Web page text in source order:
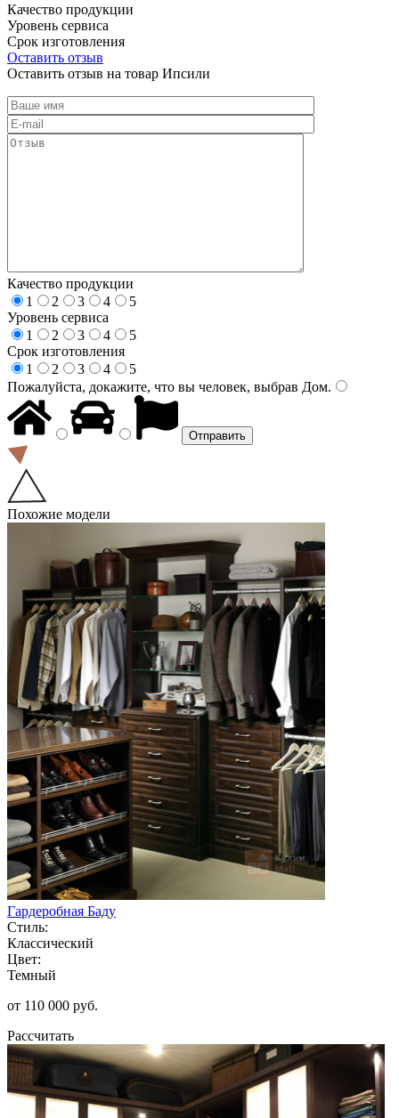
Качество продукции
Уровень сервиса
Срок изготовления
Оставить отзыв
Оставить отзыв на товар Ипсили
Качество продукции
1
2 3 4
5
Уровень сервиса
1
2 3 4
5
Срок изготовления
1
2 3 4
5
Пожалуйста, докажите, что вы человек, выбрав Дом.
Похожие модели
Гардеробная Баду
Стиль:
Классический
Цвет:
Темный
от 110 000 руб.
Рассчитать